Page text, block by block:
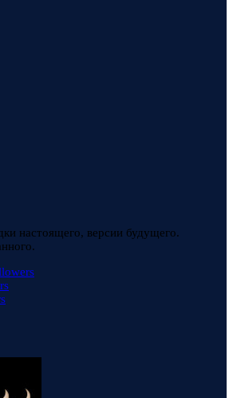
настоящего, версии будущего.